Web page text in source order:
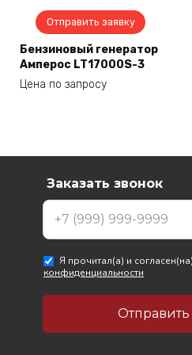
Отправить заявку
Бензиновый генератор
Амперос LT17000S-3
Цена по запросу